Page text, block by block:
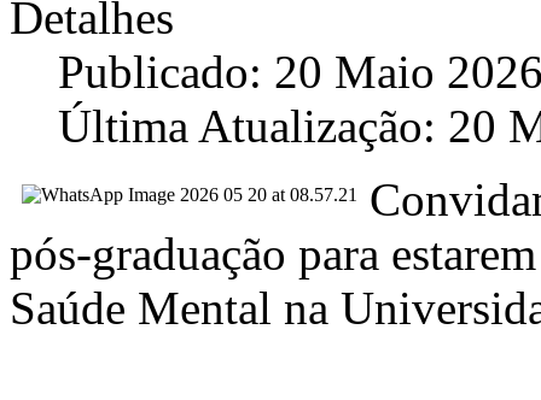
Detalhes
Publicado: 20 Maio
Última Atualização: 20
pós-graduação para
Saúde Mental na